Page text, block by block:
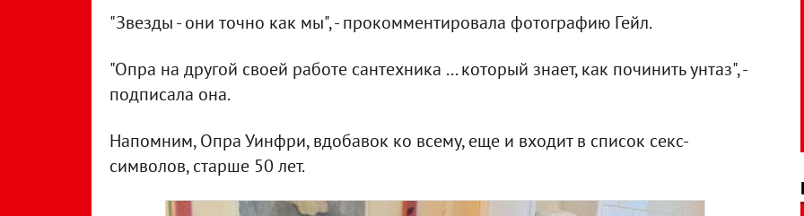
"Звезды - они точно как мы", - прокомментировала фотографию Гейл.
"Опра на другой своей работе сантехника ... который знает, как починить унтаз", -
подписала она.
Напомним, Опра Уинфри, вдобавок ко всему, еще и входит в список секс-
символов, старше 50 лет.